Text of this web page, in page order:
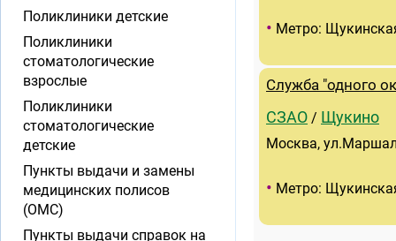
• Метро:
Служба "одного
СЗАО / Щукино
Москва,
• Метро:
Поликлиники детские
Поликлиники
стоматологические
взрослые
Поликлиники
стоматологические
детские
Пункты выдачи и замены
медицинских полисов
(ОМС)
Пункты выдачи справок на